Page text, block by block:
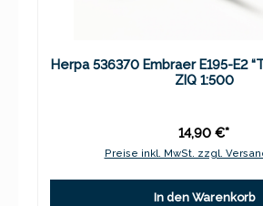
Herpa 536370 Embraer E195-E2
ZIQ 1:500
14,90 €*
Preise inkl. MwSt. zzgl.
In den Warenkorb